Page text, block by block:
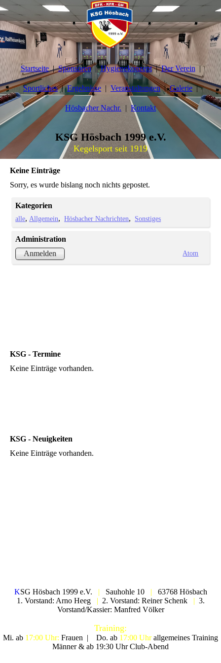
Startseite Sponsoren Hygienekonzept Der Verein
Sportliches Ergebnisse Veranstaltungen Galerie
Hösbacher Nachr. Kontakt
KSG Hösbach 1999 e.V.
Kegelsport seit 1919
Keine Einträge
Sorry, es wurde bislang noch nichts gepostet.
Kategorien
alle Allgemein Hösbacher Nachrichten Sonstiges
Administration
Anmelden
Atom
KSG - Termine
Keine Einträge vorhanden.
KSG - Neuigkeiten
Keine Einträge vorhanden.
KSG Hösbach 1999 e.V. | Sauhohle 10 | 63768 Hösbach
1. Vorstand: Arno Heeg | 2. Vorstand: Reiner Schenk | 3.
Vorstand/Kassier: Manfred Völker
Training:
Mi. ab 17:00 Uhr: Frauen | Do. ab 17:00 Uhrallgemeines Training
Männer & ab 19:30 Uhr Club-Abend